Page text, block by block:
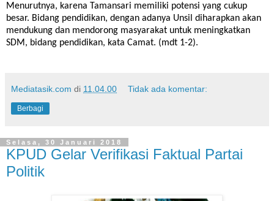
Menurutnya, karena Tamansari memiliki potensi yang cukup
besar. Bidang pendidikan, dengan adanya Unsil diharapkan akan
mendukung dan mendorong masyarakat untuk meningkatkan
SDM, bidang pendidikan, kata Camat. (mdt 1-2).
Mediatasik.com di 11.04.00 Tidak ada komentar:
Berbagi
Selasa, 30 Januari 2018
KPUD Gelar Verifikasi Faktual Partai
Politik